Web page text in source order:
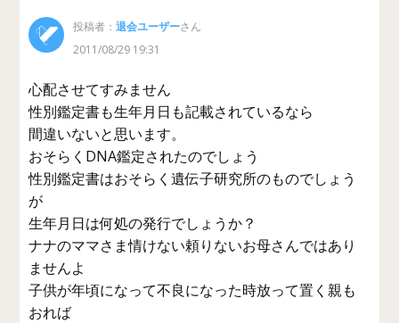
投稿者：退会ユーザーさん
2011/08/29 19:31
心配させてすみません
性別鑑定書も生年月日も記載されているなら
間違いないと思います。
おそらくDNA鑑定されたのでしょう
性別鑑定書はおそらく遺伝子研究所のものでしょう
が
生年月日は何処の発行でしょうか？
ナナのママさま情けない頼りないお母さんではあり
ませんよ
子供が年頃になって不良になった時放って置く親も
おれば